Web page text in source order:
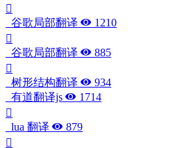
谷歌局部翻译 1210
谷歌局部翻译 885
树形结构翻译
934
有道翻译js
1714
lua 翻译 879